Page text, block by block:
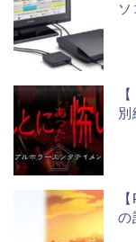
ソ
別
の